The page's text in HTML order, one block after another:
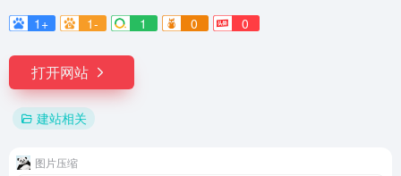
1+
1- 1 0 0
打开网站
建站相关
图片压缩